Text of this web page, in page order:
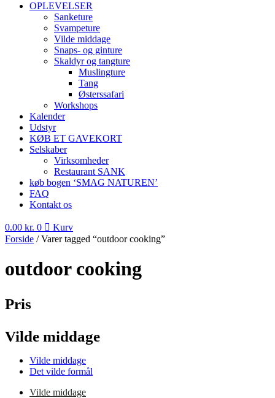
OPLEVELSER
Sanketure
Svampeture
Vilde middage
Snaps- og ginture
Skaldyr og tangture
Muslingture
Tang
Østerssafari
Workshops
Kalender
Udstyr
KØB ET GAVEKORT
Selskaber
Virksomheder
Restaurant SANK
køb bogen ‘SMAG NATUREN’
FAQ
Kontakt os
0.00 kr. 0
Kurv
Forside / Varer tagged “outdoor cooking”
outdoor cooking
Pris
Vilde middage
Vilde middage
Det vilde formål
Vilde middage